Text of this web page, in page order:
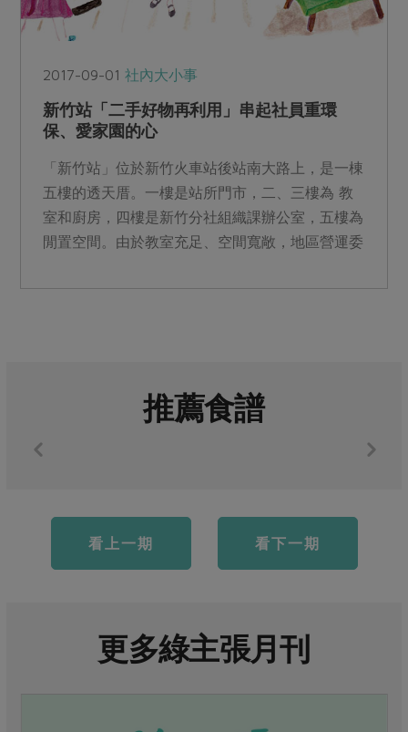
2017-09-01社內大小事
新竹站「二手好物再利用」串起社員重環
保、愛家園的心
「新竹站」位於新竹火車站後站南大路上，是一棟
五樓的透天厝。一樓是站所門市，二、三樓為 教
室和廚房，四樓是新竹分社組織課辦公室，五樓為
閒置空間。由於教室充足、空間寬敞，地區營運委
推薦食譜
看上一期 看下一期
更多綠主張月刊